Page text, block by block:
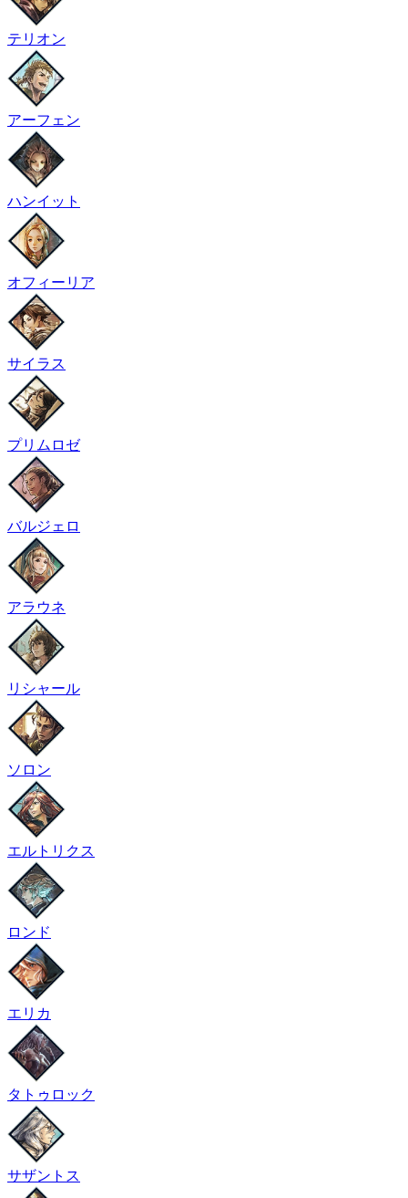
テリオン
アーフェン
ハンイット
オフィーリア
サイラス
プリムロゼ
バルジェロ
アラウネ
リシャール
ソロン
エルトリクス
ロンド
エリカ
タトゥロック
サザントス